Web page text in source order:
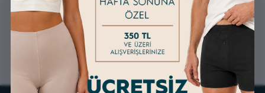
KOLAY İADE & DEĞİŞİM
ALTERNATİF ÖDEME
İMKANLARI